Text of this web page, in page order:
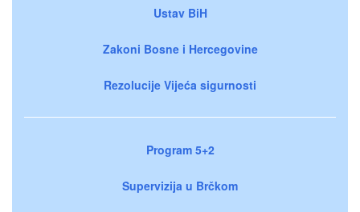
Ustav BiH
Zakoni Bosne i Hercegovine
Rezolucije Vijeća sigurnosti
Program 5+2
Supervizija u Brčkom